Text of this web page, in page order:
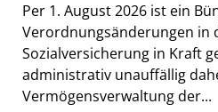
Per 1. August 2026 ist ein
Verordnungsänderungen in
Sozialversicherung in Kraft
administrativ unauffällig
Vermögensverwaltung der...